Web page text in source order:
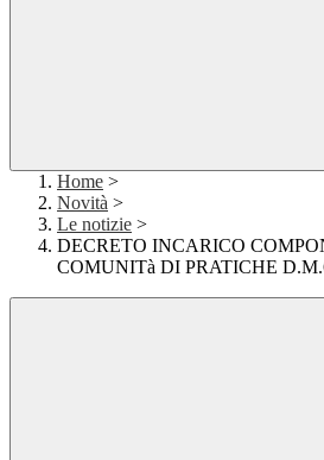
Home >
Novità >
Le notizie >
DECRETO INCARICO
COMUNITà DI PRATICHE